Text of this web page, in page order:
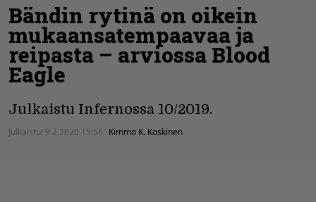
Bändin rytinä on oikein
mukaansatempaavaa ja
reipasta – arviossa Blood
Eagle
Julkaistu Infernossa 10/2019.
Julkaistu: 9.2.2020 15:56 Kimmo K. Koskinen